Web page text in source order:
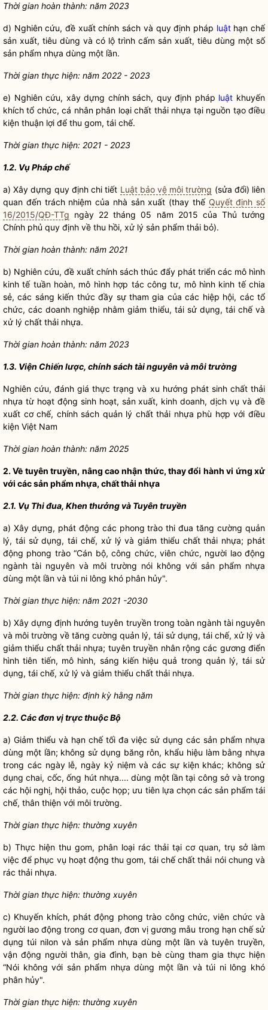
Thời gian hoàn thành: năm 2023
d) Nghiên cứu, đề xuất chính sách và quy định pháp luậthạn chế
sản xuất, tiêu dùng và có lộ trình cấm sản xuất, tiêu dùng một số
sản phẩm nhựa dùng một lần.
Thời gian thực hiện: năm 2022 - 2023
e) Nghiên cứu, xây dựng chính sách, quy định pháp luật khuyến
khích tổ chức, cá nhân phân loại chất thải nhựa tại nguồn tạo điều
kiện thuận lợi để thu gom, tái chế.
Thời gian thực hiện: 2021 - 2023
1.2. VụPháp chế
a) Xây dựng quy định chi tiết Luật bảo vệ môi trường (sửa đổi) liên
quan đến trách nhiệm của nhà sản xuất (thay thế Quyết định số
16/2015/QĐ-TTg ngày 22 tháng 05 năm 2015 của Thủ tướng
Chính phủ quy định về thu hồi, xử lý sản phẩm thải bỏ).
Thời gian hoàn thành: năm 2021
b) Nghiên cứu, đề xuất chính sách thúc đẩy phát triển các mô hình
kinh tế tuần hoàn, mô hình hợp tác công tư, mô hình kinh tế chia
sẻ, các sáng kiến thức đầy sự tham gia của các hiệp hội, các tổ
chức, các doanh nghiệp nhằm giảm thiểu, tái sử dụng, tái chế và
xử lý chất thải nhựa.
Thời gian hoàn thành: năm 2023
1.3. Viện Chiến lược, chính sách tài nguyên và môi trường
Nghiên cứu, đánh giá thực trạng và xu hướng phát sinh chất thải
nhựa từ hoạt động sinh hoạt, sản xuất, kinh doanh, dịch vụ và đề
xuất cơ chế, chính sách quản lý chất thải nhựa phù hợp với điều
kiện Việt Nam
Thời gian hoàn thành: năm 2025
2. Về tuyên truyền, nâng cao nhận thức, thay đổi hành vi ứng xử
với các sản phẩm nhựa, chất thải nhựa
2.1. Vụ Thi đua, Khen thưởng và Tuyên truyền
a) Xây dựng, phát động các phong trào thi đua tăng cường quản
lý, tái sử dụng, tái chế, xử lý và giảm thiểu chất thải nhựa; phát
động phong trào “Cán bộ, công chức, viên chức, người lao động
ngành tài nguyên và môi trường nói không với sản phẩm nhựa
dùng một lần và túi ni lông khó phân hủy".
Thời gian thực hiện: năm 2021 -2030
b) Xây dựng định hướng tuyên truyền trong toàn ngành tài nguyên
và môi trường về tăng cường quản lý, tái sử dụng, tái chế, xử lý và
giảm thiểu chất thải nhựa; tuyên truyền nhân rộng các gương điển
hình tiên tiến, mô hình, sáng kiến hiệu quả trong quản lý, tái sử
dụng, tái chế, xử lý và giảm thiểu chất thải nhựa.
Thời gian thực hiện: định kỳ hằng năm
2.2. Các đơn vị trực thuộc Bộ
a) Giảm thiểu và hạn chế tối đa việc sử dụng các sản phẩm nhựa
dùng một lần; không sử dụng băng rôn, khẩu hiệu làm bằng nhựa
trong các ngày lễ, ngày kỷ niệm và các sự kiện khác; không sử
dụng chai, cốc, ống hút nhựa.... dùng một lần tại công sở và trong
các hội nghị, hội thảo, cuộc họp; ưu tiên lựa chọn các sản phẩm tái
chế, thân thiện với môi trường.
Thời gian thực hiện: thường xuyên
b) Thực hiện thu gom, phân loại rác thải tại cơ quan, trụ sở làm
việc để phục vụ hoạt động thu gom, tái chế chất thải nói chung và
rác thải nhựa.
Thời gian thực hiện: thường xuyên
c) Khuyến khích, phát động phong trào công chức, viên chức và
người lao động trong cơ quan, đơn vị gương mẫu trong hạn chế sử
dụng túi nilon và sản phẩm nhựa dùng một lần và tuyên truyền,
vận động người thân, gia đình, bạn bè cùng tham gia thực hiện
“Nói không với sản phẩm nhựa dùng một lần và túi ni lông khó
phân hủy".
Thời gian thực hiện: thường xuyên